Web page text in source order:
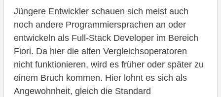
Jüngere Entwickler schauen sich meist auch
noch andere Programmiersprachen an oder
entwickeln als Full-Stack Developer im Bereich
Fiori. Da hier die alten Vergleichsoperatoren
nicht funktionieren, wird es früher oder später zu
einem Bruch kommen. Hier lohnt es sich als
Angewohnheit, gleich die Standard